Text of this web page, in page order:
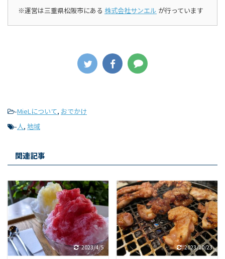
※運営は三重県松阪市にある 株式会社サンエル が行っています
-MieLについて, おでかけ
-人, 地域
関連記事
2023/4/5 2023/10/23